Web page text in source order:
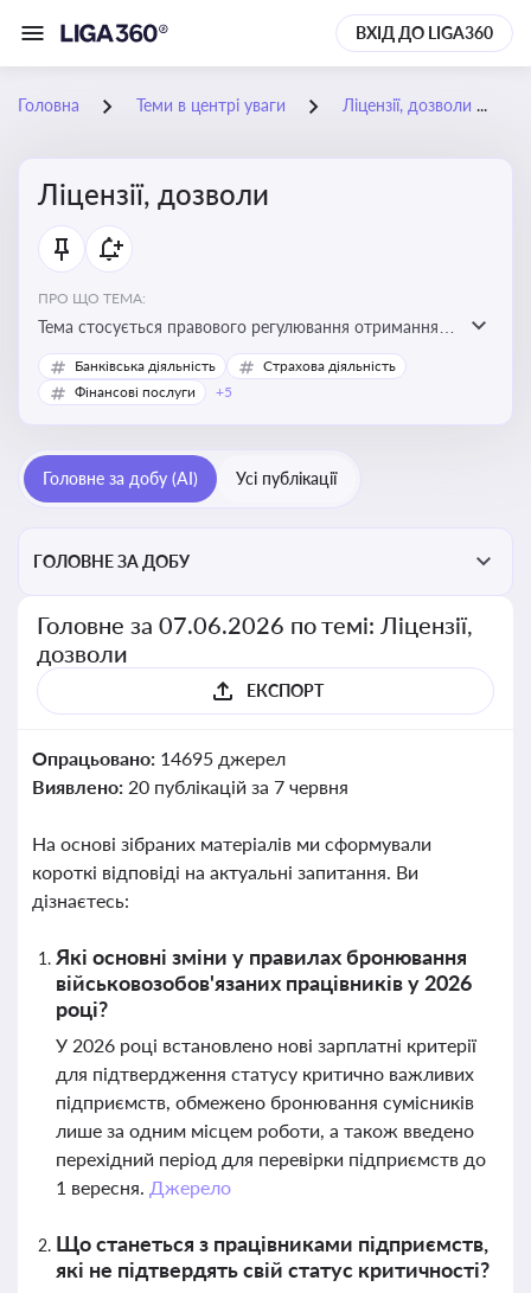
ВХІД ДО LIGA360
Головна Теми в центрі уваги Ліцензії, дозволи
Ліцензії, дозволи
ПРО ЩО ТЕМА:
Тема стосується правового регулювання отримання,
переоформлення, анулювання ліцензій і дозволів,
необхідних для провадження господарської
Банківська діяльність
Страхова діяльність
Фінансові послуги
+5
Головне за добу (AI) Усі публікації
ГОЛОВНЕ ЗА ДОБУ
Головне за 07.06.2026 по темі: Ліцензії,
дозволи
ЕКСПОРТ
Опрацьовано: 14695 джерел
Виявлено: 20 публікацій за 7 червня
На основі зібраних матеріалів ми сформували
короткі відповіді на актуальні запитання. Ви
дізнаєтесь:
Які основні зміни у правилах бронювання
військовозобов'язаних працівників у 2026
році?
У 2026 році встановлено нові зарплатні критерії
для підтвердження статусу критично важливих
підприємств, обмежено бронювання сумісників
лише за одним місцем роботи, а також введено
перехідний період для перевірки підприємств до
1 вересня. Джерело
Що станеться з працівниками підприємств,
які не підтвердять свій статус критичності?